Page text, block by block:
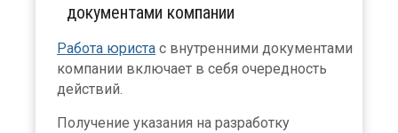
документами компании
Работа юриста с внутренними документами
компании включает в себя очередность
действий.
Получение указания на разработку